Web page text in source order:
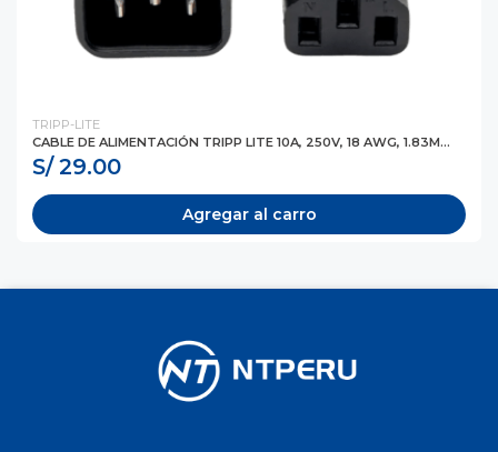
TRIPP-LITE
CABLE DE ALIMENTACIÓN TRIPP LITE 10A, 250V, 18 AWG, 1.83M...
S/ 29.00
Agregar al carro